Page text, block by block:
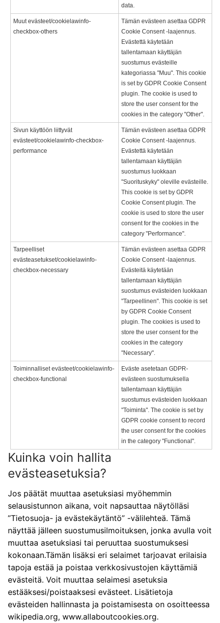
data.
Muut evästeet/cookielawinfo-
checkbox-others
Tämän evästeen asettaa GDPR
Cookie Consent -laajennus.
Evästettä käytetään
tallentamaan käyttäjän
suostumus evästeille
kategoriassa "Muu". This cookie
is set by GDPR Cookie Consent
plugin. The cookie is used to
store the user consent for the
cookies in the category "Other".
Sivun käyttöön liittyvät
evästeet/cookielawinfo-checkbox-
performance
Tämän evästeen asettaa GDPR
Cookie Consent -laajennus.
Evästettä käytetään
tallentamaan käyttäjän
suostumus luokkaan
"Suorituskyky" oleville evästeille.
This cookie is set by GDPR
Cookie Consent plugin. The
cookie is used to store the user
consent for the cookies in the
category "Performance".
Tarpeelliset
evästeasetukset/cookielawinfo-
checkbox-necessary
Tämän evästeen asettaa GDPR
Cookie Consent -laajennus.
Evästeitä käytetään
tallentamaan käyttäjän
suostumus evästeiden luokkaan
"Tarpeellinen". This cookie is set
by GDPR Cookie Consent
plugin. The cookies is used to
store the user consent for the
cookies in the category
"Necessary".
Toiminnalliset evästeet/cookielawinfo-
checkbox-functional
Eväste asetetaan GDPR-
evästeen suostumuksella
tallentamaan käyttäjän
suostumus evästeiden luokkaan
"Toiminta". The cookie is set by
GDPR cookie consent to record
the user consent for the cookies
in the category "Functional".
Kuinka voin hallita
evästeasetuksia?
Jos päätät muuttaa asetuksiasi myöhemmin
selausistunnon aikana, voit napsauttaa näytölläsi
”Tietosuoja- ja evästekäytäntö” -välilehteä. Tämä
näyttää jälleen suostumusilmoituksen, jonka avulla voit
muuttaa asetuksiasi tai peruuttaa suostumuksesi
kokonaan.Tämän lisäksi eri selaimet tarjoavat erilaisia
tapoja estää ja poistaa verkkosivustojen käyttämiä
evästeitä. Voit muuttaa selaimesi asetuksia
estääksesi/poistaaksesi evästeet. Lisätietoja
evästeiden hallinnasta ja poistamisesta on osoitteessa
wikipedia.org, www.allaboutcookies.org.